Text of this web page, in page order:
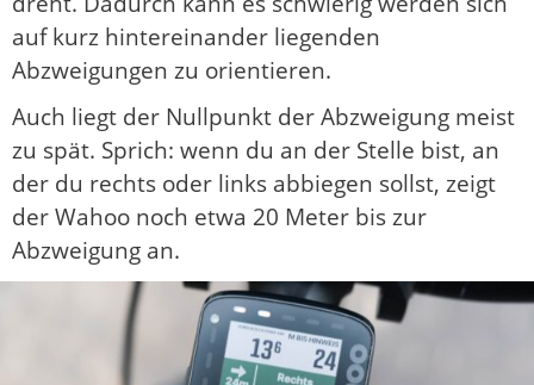
auf kurz hintereinander liegenden
Abzweigungen zu orientieren.
Auch liegt der Nullpunkt der Abzweigung meist
zu spät. Sprich: wenn du an der Stelle bist, an
der du rechts oder links abbiegen sollst, zeigt
der Wahoo noch etwa 20 Meter bis zur
Abzweigung an.